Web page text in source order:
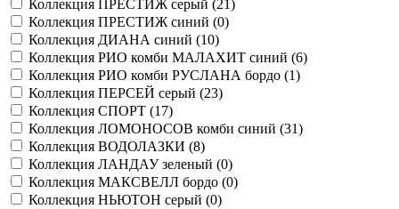
Коллекция ПРЕСТИЖ серый (21)
Коллекция ПРЕСТИЖ синий (0)
Коллекция ДИАНА синий (10)
Коллекция РИО комби МАЛАХИТ синий (6)
Коллекция РИО комби РУСЛАНА бордо (1)
Коллекция ПЕРСЕЙ серый (23)
Коллекция СПОРТ (17)
Коллекция ЛОМОНОСОВ комби синий (31)
Коллекция ВОДОЛАЗКИ (8)
Коллекция ЛАНДАУ зеленый (0)
Коллекция МАКСВЕЛЛ бордо (0)
Коллекция НЬЮТОН серый (0)